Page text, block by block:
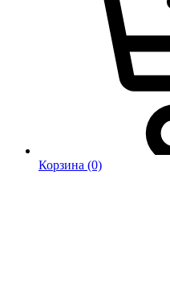
Корзина (0)